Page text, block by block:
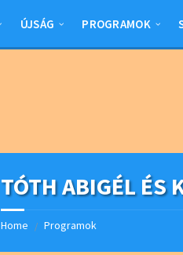
ÚJSÁG PROGRAMOK
TÓTH ABIGÉL ÉS
Home / Programok